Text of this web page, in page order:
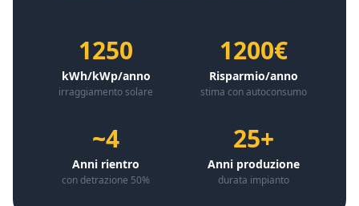
1250
kWh/kWp/anno
irraggiamento solare
1200€
Risparmio/anno
stima con autoconsumo
~4
Anni rientro
con detrazione 50%
25+
Anni produzione
durata impianto